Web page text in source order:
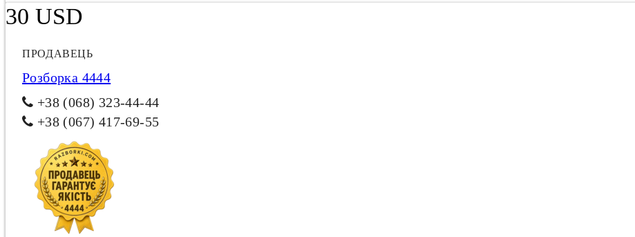
30 USD
ПРОДАВЕЦЬ
Розборка 4444
+38 (068) 323-44-44
+38 (067) 417-69-55